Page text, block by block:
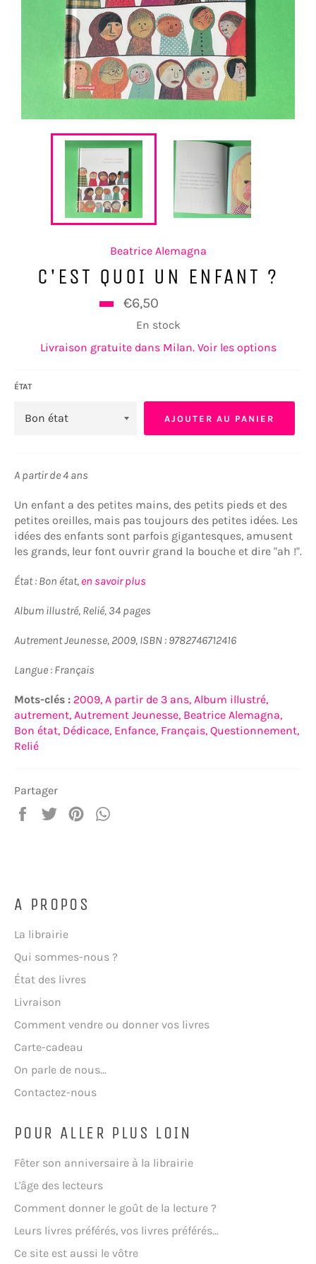
Beatrice Alemagna
C'EST QUOI UN ENFANT ?
€6,50
En stock
Livraison gratuite dans Milan. Voir les options
ÉTAT
AJOUTER AU PANIER
A partir de 4 ans
Un enfant a des petites mains, des petits pieds et des
petites oreilles, mais pas toujours des petites idées. Les
idées des enfants sont parfois gigantesques, amusent
les grands, leur font ouvrir grand la bouche et dire "ah !".
État : Bon état, en savoir plus
Album illustré, Relié, 34 pages
Autrement Jeunesse, 2009, ISBN : 9782746712416
Langue : Français
Mots-clés : 2009, A partir de 3 ans, Album illustré,
autrement, Autrement Jeunesse, Beatrice Alemagna,
Bon état, Dédicace, Enfance, Français, Questionnement,
Relié
Partager
PartagerTweeterÉpingler
A PROPOS
La librairie
Qui sommes-nous ?
État des livres
Livraison
Comment vendre ou donner vos livres
Carte-cadeau
On parle de nous...
Contactez-nous
POUR ALLER PLUS LOIN
Fêter son anniversaire à la librairie
L'âge des lecteurs
Comment donner le goût de la lecture ?
Leurs livres préférés, vos livres préférés...
Ce site est aussi le vôtre